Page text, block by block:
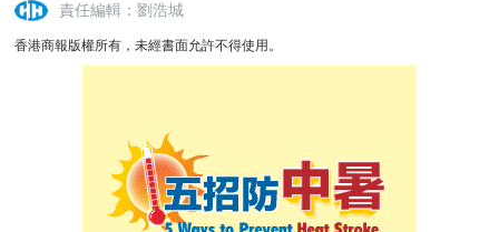
責任編輯：劉浩城
香港商報版權所有，未經書面允許不得使用。